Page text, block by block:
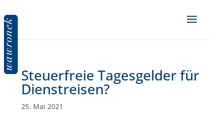
Steuerfreie Tagesgelder für
Dienstreisen?
25. Mai 2021